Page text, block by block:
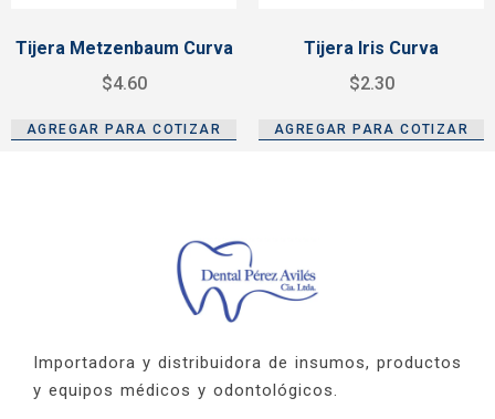
Tijera Metzenbaum Curva
$4.60
AGREGAR PARA COTIZAR
Tijera Iris Curva
$2.30
AGREGAR PARA COTIZAR
Importadora y distribuidora de insumos, productos
y equipos médicos y odontológicos.